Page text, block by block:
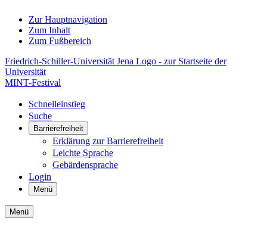
Zur Hauptnavigation
Zum Inhalt
Zum Fußbereich
Friedrich-Schiller-Universität Jena Logo - zur Startseite der
Universität
MINT-Festival
Schnelleinstieg
Suche
Barrierefreiheit
Erklärung zur Barrierefreiheit
Leichte Sprache
Gebärdensprache
Login
Menü
Menü